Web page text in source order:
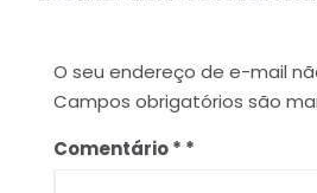
O seu endereço de e-mail
Campos obrigatórios são
Comentário*